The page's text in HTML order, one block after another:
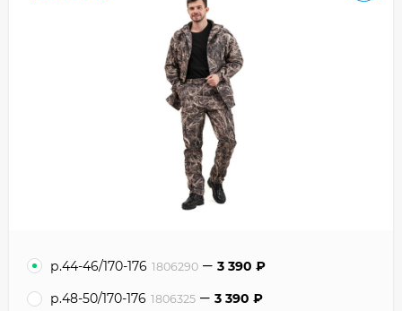
р.44-46/170-176 1806290 3 390 ₽
р.48-50/170-176 1806325 3 390 ₽